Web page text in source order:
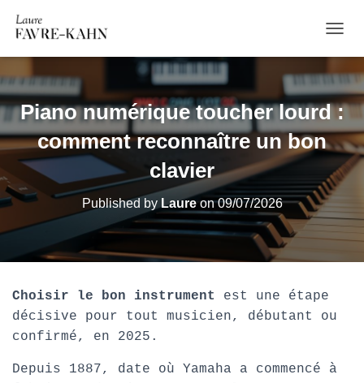
U
V
I
R
/
F
R
M
R
L
I
T
Piano numérique toucher lourd :
comment reconnaître un bon
clavier
Published by Laureon09/07/2026
Choisir le bon instrument
est une étape
décisive pour tout musicien, débutant ou
confirmé, en 2025.
Depuis 1887, date où Yamaha a commencé à